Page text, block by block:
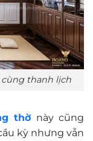
thanh lịch
thờ này cũng
kỳ nhưng vẫn